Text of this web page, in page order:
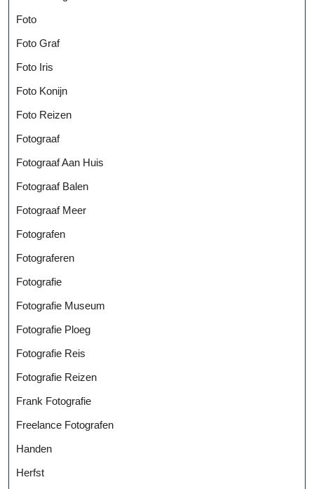
Foto
Foto Graf
Foto Iris
Foto Konijn
Foto Reizen
Fotograaf
Fotograaf Aan Huis
Fotograaf Balen
Fotograaf Meer
Fotografen
Fotograferen
Fotografie
Fotografie Museum
Fotografie Ploeg
Fotografie Reis
Fotografie Reizen
Frank Fotografie
Freelance Fotografen
Handen
Herfst